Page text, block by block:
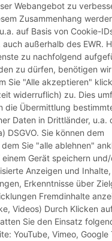
um Sublimation
verpacken
Webangebot zu
Zusammenhang
auf Basis von Cookie-
außerhalb des EWR.
zu nachfolgend
zu dürfen, benötigen
Sie "Alle akzeptieren"
widerruflich) zu. Dies
die Übermittlung
Daten in Drittländer, u.a.
DSGVO. Sie können dem
Sie "alle ablehnen"
Gerät speichern
Anzeigen und
Erkenntnisse über
Fremdinhalte
Videos) Durch Klicken
Sie den Einsatz
YouTube, Vimeo, Google